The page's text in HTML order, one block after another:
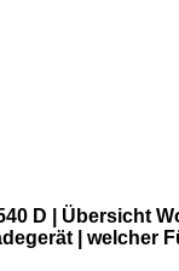
D | Übersicht
|